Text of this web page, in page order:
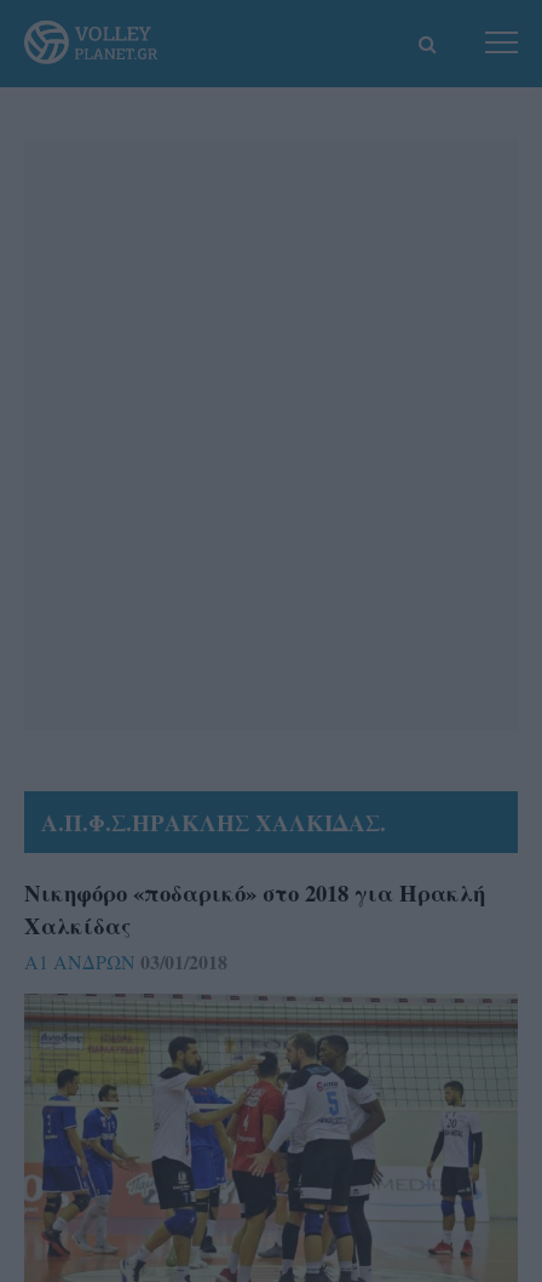
Α.Π.Φ.Σ.ΗΡΑΚΛΗΣ ΧΑΛΚΙΔΑΣ.
Νικηφόρο «ποδαρικό» στο 2018 για Ηρακλή
Χαλκίδας
Α1 ΑΝΔΡΩΝ 03/01/2018